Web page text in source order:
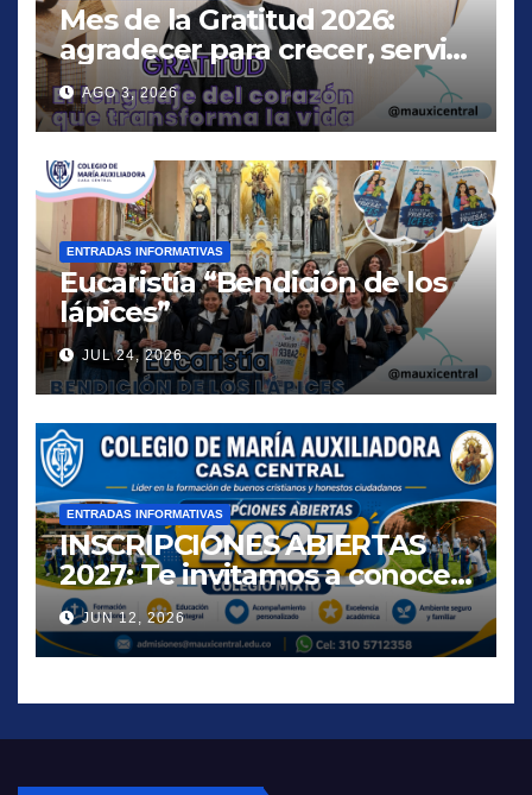
Mes de la Gratitud 2026:
agradecer para crecer, servir
y amar
AGO 3, 2026
ENTRADAS INFORMATIVAS
Eucaristía “Bendición de los
lápices”
JUL 24, 2026
ENTRADAS INFORMATIVAS
INSCRIPCIONES ABIERTAS
2027: Te invitamos a conocer
una propuesta educativa que
inspira, acompaña y
transforma vidas.
JUN 12, 2026